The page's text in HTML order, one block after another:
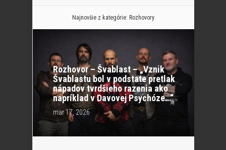
Najnovšie z kategórie: Rozhovory
Rozhovor – Švablast – „Vznik
Švablastu bol v podstate pretlak
nápadov tvrdšieho razenia ako
napríklad v Davovej Psychóze…“
mar 17, 2026